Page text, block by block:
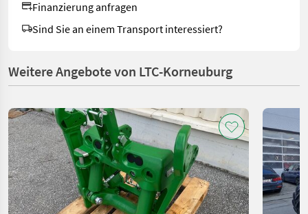
Finanzierung anfragen
Sind Sie an einem Transport interessiert?
Weitere Angebote von LTC-Korneuburg